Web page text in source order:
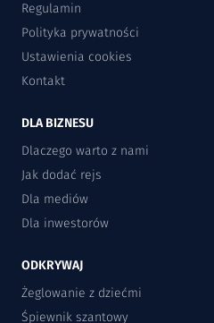
Regulamin
Polityka prywatności
Ustawienia cookies
Kontakt
DLA BIZNESU
Dlaczego warto z nami
Jak dodać rejs
Dla mediów
Dla inwestorów
ODKRYWAJ
Żeglowanie z dziećmi
Śpiewnik szantowy